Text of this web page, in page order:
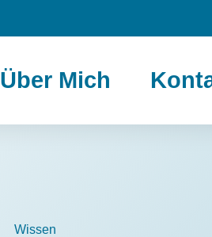
Über Mich
Wissen